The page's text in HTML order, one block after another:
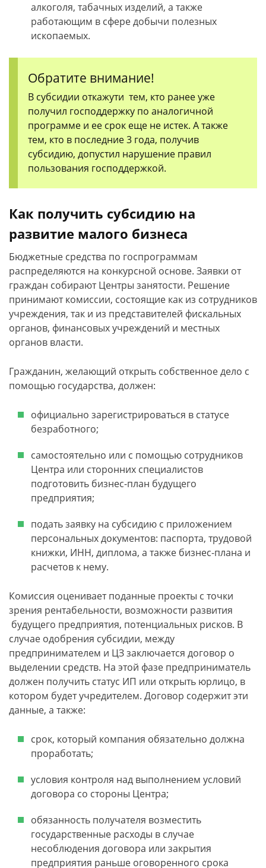
алкоголя, табачных изделий, а также
работающим в сфере добычи полезных
ископаемых.
Обратите внимание!
В субсидии откажути тем, кто ранее уже
получил господдержку по аналогичной
программе и ее срок еще не истек. А также
тем, кто в последние 3 года, получив
субсидию, допустил нарушение правил
пользования господдержкой.
Как получить субсидию на
развитие малого бизнеса
Бюджетные средства по госпрограммам
распределяются на конкурсной основе. Заявки от
граждан собирают Центры занятости. Решение
принимают комиссии, состоящие как из сотрудников
учреждения, так и из представителей фискальных
органов, финансовых учреждений и местных
органов власти.
Гражданин, желающий открыть собственное дело с
помощью государства, должен:
официально зарегистрироваться в статусе
безработного;
самостоятельно или с помощью сотрудников
Центра или сторонних специалистов
подготовить бизнес-план будущего
предприятия;
подать заявку на субсидию с приложением
персональных документов: паспорта, трудовой
книжки, ИНН, диплома, а также бизнес-плана и
расчетов к нему.
Комиссия оценивает поданные проекты с точки
зрения рентабельности, возможности развития
будущего предприятия, потенциальных рисков. В
случае одобрения субсидии, между
предпринимателем и ЦЗ заключается договор о
выделении средств. На этой фазе предприниматель
должен получить статус ИП или открыть юрлицо, в
котором будет учредителем. Договор содержит эти
данные, а также:
срок, который компания обязательно должна
проработать;
условия контроля над выполнением условий
договора со стороны Центра;
обязанность получателя возместить
государственные расходы в случае
несоблюдения договора или закрытия
предприятия раньше оговоренного срока